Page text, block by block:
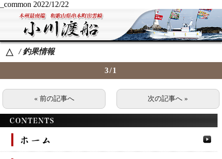
_common 2022/12/22
△ / 釣果情報
3/1
« 前の記事へ 次の記事へ »